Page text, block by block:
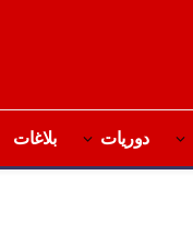
دوريات بلاغات